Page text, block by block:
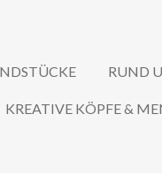
RUND
KREATIVE KÖPFE &